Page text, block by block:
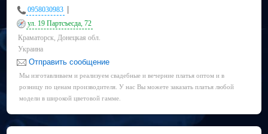
0958030983
ул. 19 Партсъесда, 72
Краматорск, Донецкая обл.
Украина
Отправить сообщение
Мы изготавливаем и реализуем свадебные и вечерние платья оптом и в
розницу по ценам производителя. У нас Вы можете заказать платья любой
модели в широкой цветовой гамме.